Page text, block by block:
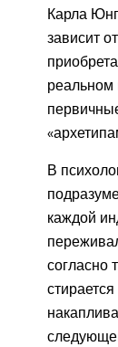
Карла
зависит
реальном
В
каждой
согласно